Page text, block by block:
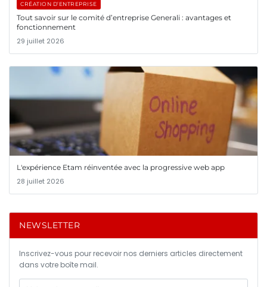
CRÉATION D’ENTREPRISE
Tout savoir sur le comité d’entreprise Generali : avantages et
fonctionnement
29 juillet 2026
L'expérience Etam réinventée avec la progressive web app
28 juillet 2026
NEWSLETTER
Inscrivez-vous pour recevoir nos derniers articles directement
dans votre boîte mail.